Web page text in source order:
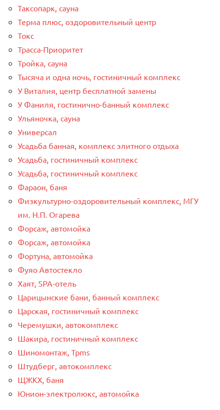
Таксопарк, сауна
Терма плюс, оздоровительный центр
Токс
Трасса-Приоритет
Тройка, сауна
Тысяча и одна ночь, гостиничный комплекс
У Виталия, центр бесплатной замены
У Фаниля, гостинично-банный комплекс
Ульяночка, сауна
Универсал
Усадьба банная, комплекс элитного отдыха
Усадьба, гостиничный комплекс
Усадьба, гостиничный комплекс
Фараон, баня
Физкультурно-оздоровительный комплекс, МГУ
им. Н.П. Огарева
Форсаж, автомойка
Форсаж, автомойка
Фортуна, автомойка
Фуяо Автостекло
Хаят, SPA-отель
Царицынские бани, банный комплекс
Царская, гостиничный комплекс
Черемушки, автокомплекс
Шакира, гостиничный комплекс
Шиномонтаж, Tpms
Штудберг, автокомплекс
ЩЖКХ, баня
Юнион-электролюкс, автомойка